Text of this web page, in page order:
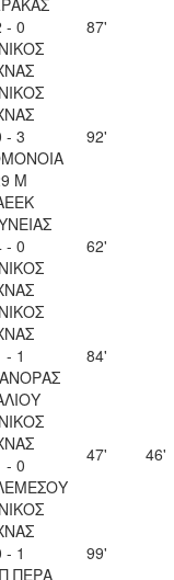
- 0
87'
- 3
Μ
92'
- 0
62'
- 1
84'
- 0
47' 46'
- 1
ΠΕΡΑ
99'